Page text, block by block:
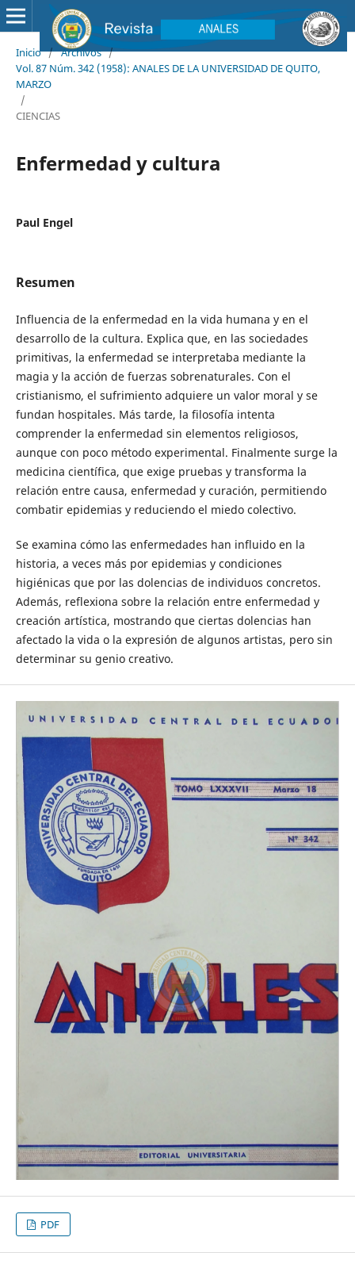
Inicio / Archivos /
Vol. 87 Núm. 342 (1958): ANALES DE LA UNIVERSIDAD DE QUITO,
MARZO
/
CIENCIAS
Enfermedad y cultura
Paul Engel
Resumen
Influencia de la enfermedad en la vida humana y en el
desarrollo de la cultura. Explica que, en las sociedades
primitivas, la enfermedad se interpretaba mediante la
magia y la acción de fuerzas sobrenaturales. Con el
cristianismo, el sufrimiento adquiere un valor moral y se
fundan hospitales. Más tarde, la filosofía intenta
comprender la enfermedad sin elementos religiosos,
aunque con poco método experimental. Finalmente surge la
medicina científica, que exige pruebas y transforma la
relación entre causa, enfermedad y curación, permitiendo
combatir epidemias y reduciendo el miedo colectivo.
Se examina cómo las enfermedades han influido en la
historia, a veces más por epidemias y condiciones
higiénicas que por las dolencias de individuos concretos.
Además, reflexiona sobre la relación entre enfermedad y
creación artística, mostrando que ciertas dolencias han
afectado la vida o la expresión de algunos artistas, pero sin
determinar su genio creativo.
PDF